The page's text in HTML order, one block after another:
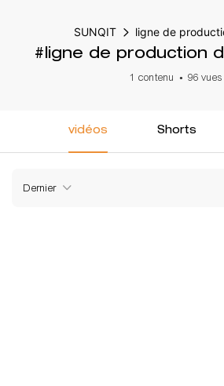
SUNQIT ligne de
#ligne de production
1 contenu 96 vues
vidéos Shorts
Dernier